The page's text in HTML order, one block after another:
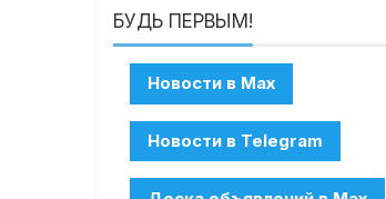
БУДЬ ПЕРВЫМ!